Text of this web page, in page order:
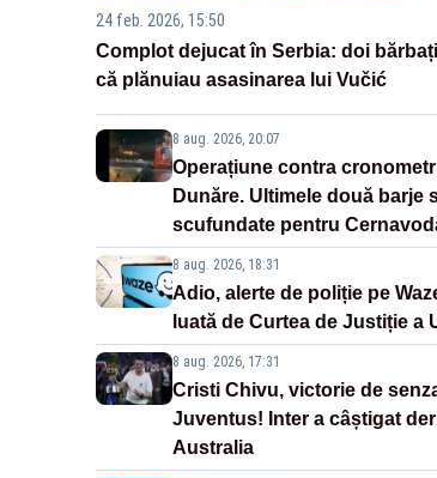
24 feb. 2026, 15:50
Complot dejucat în Serbia: doi
că plănuiau asasinarea lui Vučić
8 aug. 2026, 20:07
Operațiune contra
Dunăre. Ultimele două barje
scufundate pentru
8 aug. 2026, 18:31
Adio, alerte de poliție pe
luată de Curtea de Justiție a
8 aug. 2026, 17:31
Cristi Chivu, victorie de
Juventus! Inter a câștigat
Australia